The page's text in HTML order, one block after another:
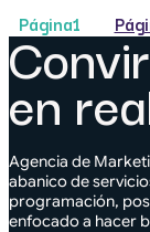
Página1
en
Agencia de
abanico de
programación,
enfocado a hacer